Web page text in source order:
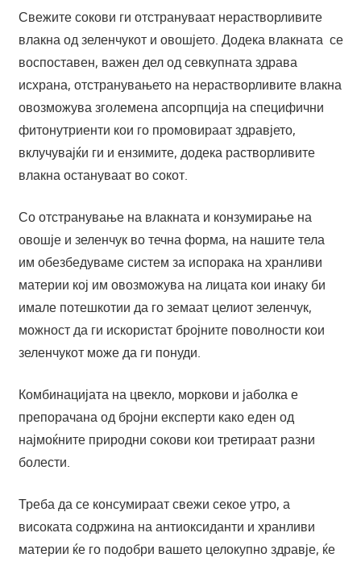
Свежите сокови ги отстрануваат нерастворливите
влакна од зеленчукот и овошјето. Додека влакната се
воспоставен, важен дел од севкупната здрава
исхрана, отстранувањето на нерастворливите влакна
овозможува зголемена апсорпција на специфични
фитонутриенти кои го промовираат здравјето,
вклучувајќи ги и ензимите, додека растворливите
влакна остануваат во сокот.
Со отстранување на влакната и конзумирање на
овошје и зеленчук во течна форма, на нашите тела
им обезбедуваме систем за испорака на хранливи
материи кој им овозможува на лицата кои инаку би
имале потешкотии да го земаат целиот зеленчук,
можност да ги искористат бројните поволности кои
зеленчукот може да ги понуди.
Комбинацијата на цвекло, моркови и јаболка е
препорачана од бројни експерти како еден од
најмоќните природни сокови кои третираат разни
болести.
Треба да се консумираат свежи секое утро, а
високата содржина на антиоксиданти и хранливи
материи ќе го подобри вашето целокупно здравје, ќе